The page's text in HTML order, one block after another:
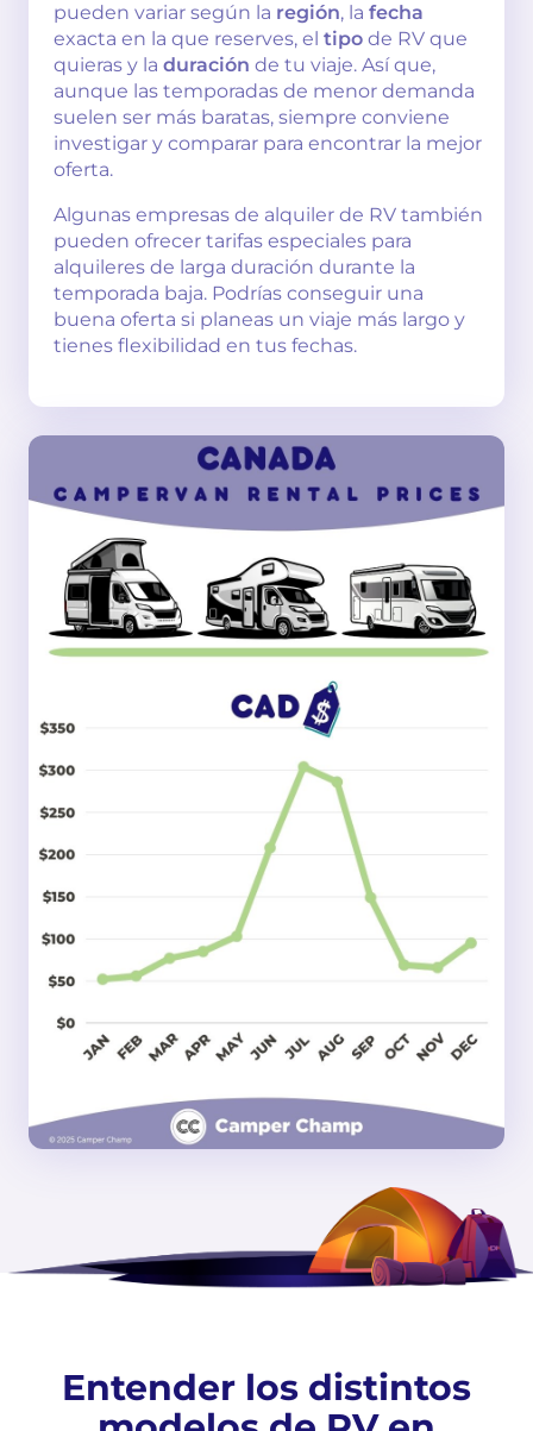
pueden variar según la región, la fecha
exacta en la que reserves, el tipo de RV que
quieras y la duración de tu viaje. Así que,
aunque las temporadas de menor demanda
suelen ser más baratas, siempre conviene
investigar y comparar para encontrar la mejor
oferta.
Algunas empresas de alquiler de RV también
pueden ofrecer tarifas especiales para
alquileres de larga duración durante la
temporada baja. Podrías conseguir una
buena oferta si planeas un viaje más largo y
tienes flexibilidad en tus fechas.
Entender los distintos